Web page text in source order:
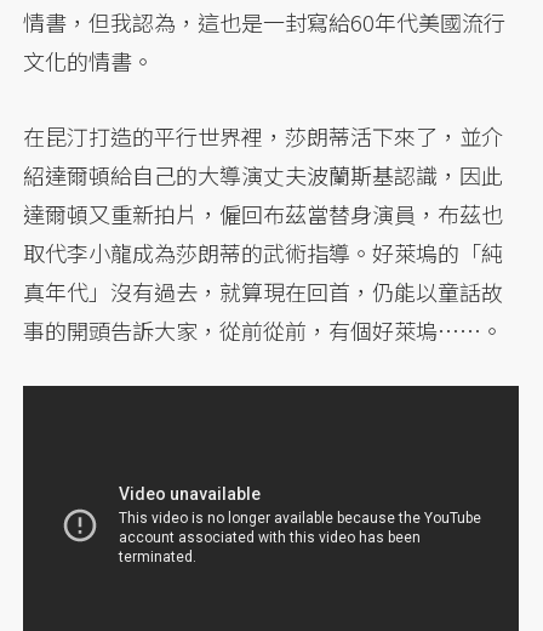
情書，但我認為，這也是一封寫給60年代美國流行
文化的情書。
在昆汀打造的平行世界裡，莎朗蒂活下來了，並介
紹達爾頓給自己的大導演丈夫波蘭斯基認識，因此
達爾頓又重新拍片，僱回布茲當替身演員，布茲也
取代李小龍成為莎朗蒂的武術指導。好萊塢的「純
真年代」沒有過去，就算現在回首，仍能以童話故
事的開頭告訴大家，從前從前，有個好萊塢⋯⋯。